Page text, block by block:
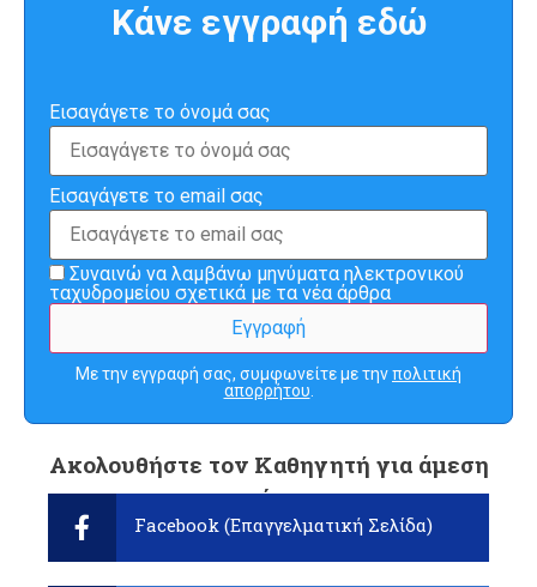
Κάνε εγγραφή εδώ
Εισαγάγετε το όνομά σας
Εισαγάγετε το email σας
Συναινώ να λαμβάνω μηνύματα ηλεκτρονικού
ταχυδρομείου σχετικά με τα νέα άρθρα
Με την εγγραφή σας, συμφωνείτε με τηνπολιτική
απορρήτου.
Ακολουθήστε τον Καθηγητή για άμεση
ενημέρωση:
Facebook (Επαγγελματική Σελίδα)